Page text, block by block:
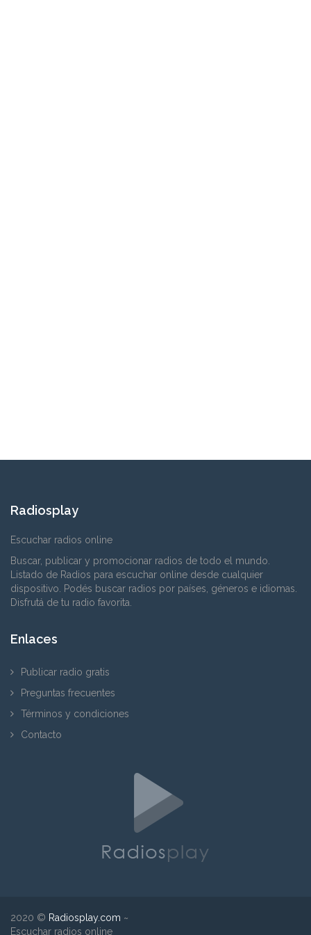
Radiosplay
Escuchar radios online
Buscar, publicar y promocionar radios de todo el mundo.
Listado de Radios para escuchar online desde cualquier
dispositivo. Podés buscar radios por países, géneros e idiomas.
Disfrutá de tu radio favorita.
Enlaces
Publicar radio gratis
Preguntas frecuentes
Términos y condiciones
Contacto
2020 © Radiosplay.com ~
Escuchar radios online